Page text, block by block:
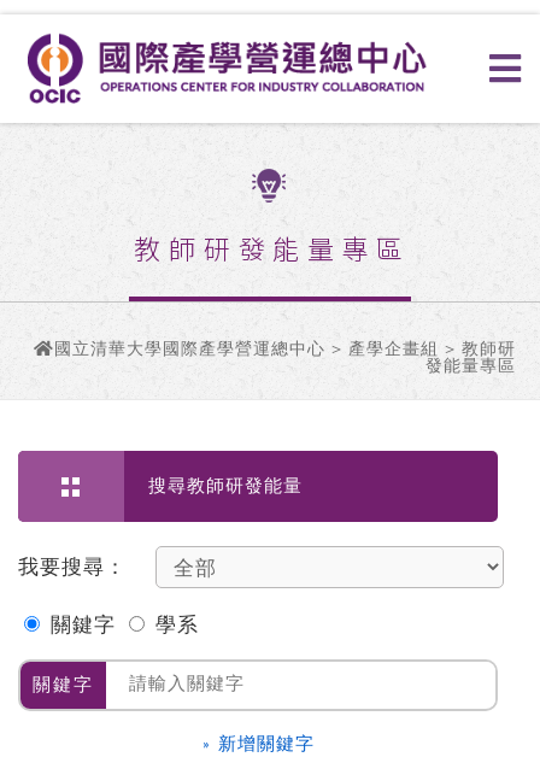
教師研發能量專區
國立清華大學國際產學營運總中心 > 產學企畫組 > 教師研
發能量專區
搜尋教師研發能量
我要搜尋：
關鍵字 學系
關鍵字
» 新增關鍵字